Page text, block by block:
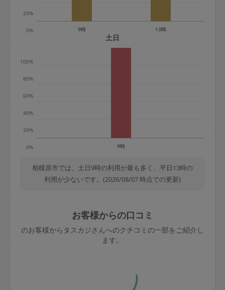
※キャンセル料金の設定について：
定期依頼1回（3時間）の金額とスポット
0%
20%
9時 13時
土日
0%
20%
40%
60%
80%
100%
9時
相模原市では、土日9時の利用が最も多く、平日13時の
利用が少ないです。(2026/08/07 時点での更新)
お客様からの口コミ
のお客様からタスカジさんへのクチコミの一部をご紹介し
ます。